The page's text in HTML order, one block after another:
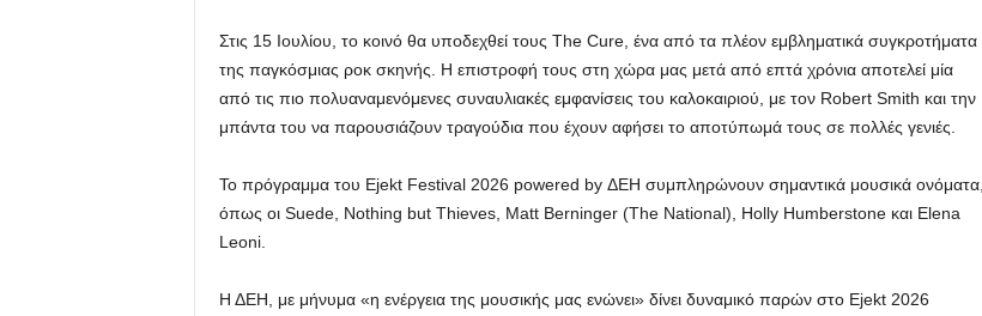
Στις 15 Ιουλίου, το κοινό θα υποδεχθεί τους The Cure, ένα από τα πλέον εμβληματικά συγκροτήματα
της παγκόσμιας ροκ σκηνής. Η επιστροφή τους στη χώρα μας μετά από επτά χρόνια αποτελεί μία
από τις πιο πολυαναμενόμενες συναυλιακές εμφανίσεις του καλοκαιριού, με τον Robert Smith και την
μπάντα του να παρουσιάζουν τραγούδια που έχουν αφήσει το αποτύπωμά τους σε πολλές γενιές.
Το πρόγραμμα του Ejekt Festival 2026 powered by ΔΕΗ συμπληρώνουν σημαντικά μουσικά ονόματα,
όπως οι Suede, Nothing but Thieves, Matt Berninger (The National), Holly Humberstone και Elena
Leoni.
Η ΔΕΗ, με μήνυμα «η ενέργεια της μουσικής μας ενώνει» δίνει δυναμικό παρών στο Ejekt 2026